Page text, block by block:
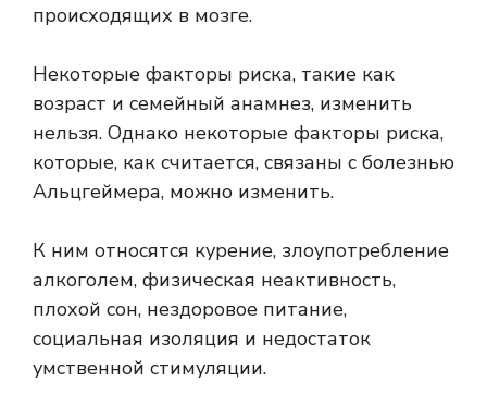
происходящих в мозге.
Некоторые факторы риска, такие как
возраст и семейный анамнез, изменить
нельзя. Однако некоторые факторы риска,
которые, как считается, связаны с болезнью
Альцгеймера, можно изменить.
К ним относятся курение, злоупотребление
алкоголем, физическая неактивность,
плохой сон, нездоровое питание,
социальная изоляция и недостаток
умственной стимуляции.